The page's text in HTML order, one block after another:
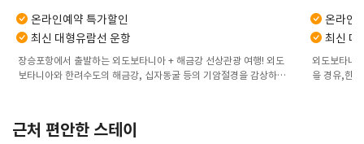
온라인예약 특가할인
최신 대형유람선 운항
장승포항에서 출발하는 외도보타니아 + 해금강 선상관광 여행! 외도
보타니아와 한려수도의 해금강, 십자동굴 등의 기암절경을 감상하세
온라인
최신 대
외도보타니
을 경유,한
근처 편안한 스테이